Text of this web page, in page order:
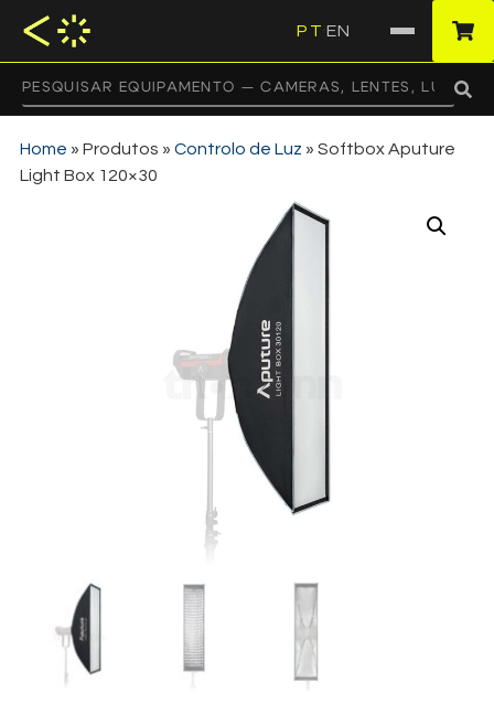
PT EN
Home » Produtos » Controlo de Luz » Softbox Aputure
Light Box 120×30